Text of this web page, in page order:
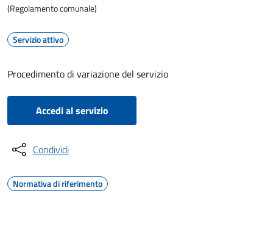
(Regolamento comunale)
Servizio attivo
Procedimento di variazione del servizio
Accedi al servizio
Condividi
Normativa di riferimento